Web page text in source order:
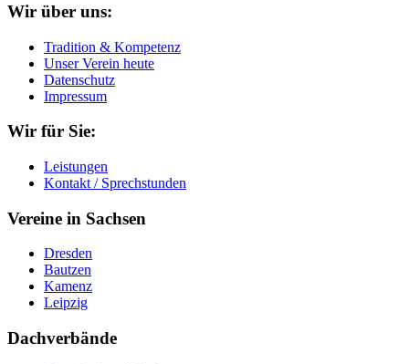
Wir über uns:
Tradition & Kompetenz
Unser Verein heute
Datenschutz
Impressum
Wir für Sie:
Leistungen
Kontakt / Sprechstunden
Vereine in Sachsen
Dresden
Bautzen
Kamenz
Leipzig
Dachverbände